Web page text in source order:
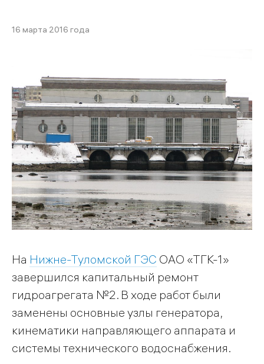
16 марта 2016 года
На Нижне-Туломской ГЭС ОАО «ТГК-1»
завершился капитальный ремонт
гидроагрегата №2. В ходе работ были
заменены основные узлы генератора,
кинематики направляющего аппарата и
системы технического водоснабжения.